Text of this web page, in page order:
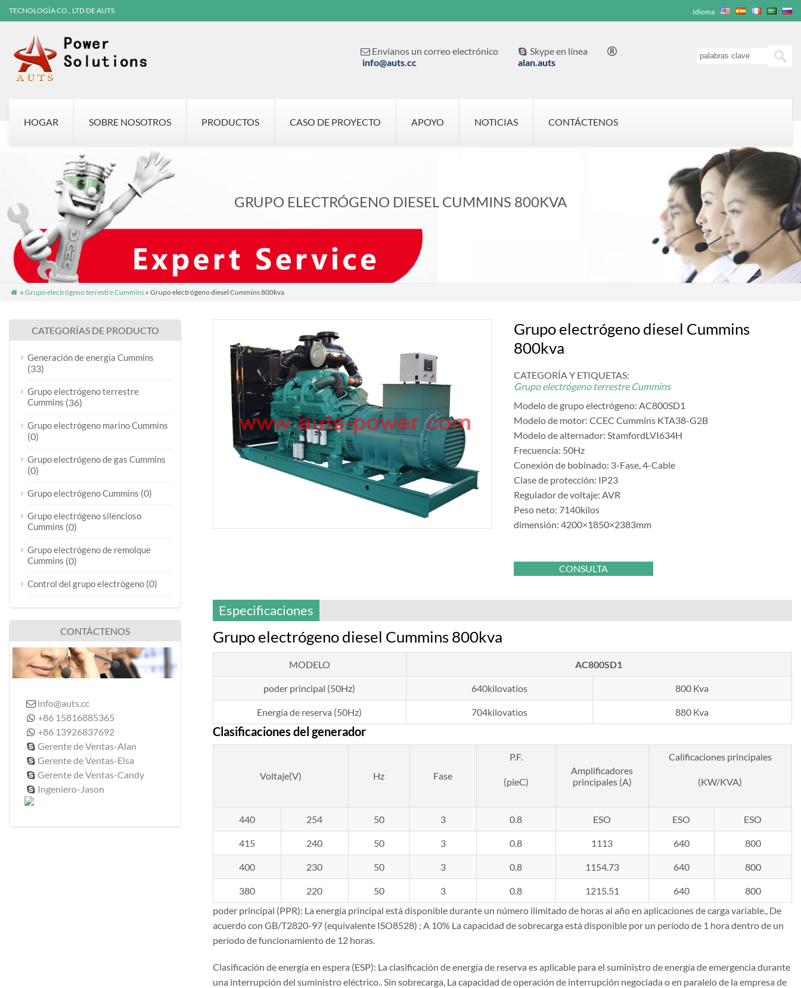
TECNOLOGÍA CO., LTD DE AUTS Idioma
 Envíanos un correo electrónico
info@auts.cc
 Skype en línea
alan.auts

HOGAR SOBRE NOSOTROS PRODUCTOS CASO DE PROYECTO APOYO NOTICIAS CONTÁCTENOS
GRUPO ELECTRÓGENO DIESEL CUMMINS 800KVA
 » Grupo electrógeno terrestre Cummins» Grupo electrógeno diesel Cummins 800kva
Grupo electrógeno diesel Cummins
800kva
CATEGORÍA Y ETIQUETAS:
Grupo electrógeno terrestre Cummins
Modelo de grupo electrógeno: AC800SD1
Modelo de motor: CCEC Cummins KTA38-G2B
Modelo de alternador: StamfordLVI634H
Frecuencia: 50Hz
Conexión de bobinado: 3-Fase, 4-Cable
Clase de protección: IP23
Regulador de voltaje: AVR
Peso neto: 7140kilos
dimensión: 4200×1850×2383mm
CONSULTA
Especificaciones
Grupo electrógeno diesel Cummins 800kva
MODELO AC800SD1
poder principal (50Hz) 640kilovatios 800 Kva
Energía de reserva (50Hz) 704kilovatios 880 Kva
Clasificaciones del generador
Voltaje(V) Hz Fase
P.F.
(pieC)
Amplificadores
principales (A)
Calificaciones principales
(KW/KVA)
440 254 50 3 0.8 ESO ESO ESO
415 240 50 3 0.8 1113 640 800
400 230 50 3 0.8 1154.73 640 800
380 220 50 3 0.8 1215.51 640
800
poder principal (PPR): La energía principal está disponible durante un número ilimitado de horas al año en aplicaciones de carga variable., De
acuerdo con GB/T2820-97 (equivalente ISO8528) ; A 10% La capacidad de sobrecarga está disponible por un período de 1 hora dentro de un
período de funcionamiento de 12 horas.
Clasificación de energía en espera (ESP): La clasificación de energía de reserva es aplicable para el suministro de energía de emergencia durante
una interrupción del suministro eléctrico.. Sin sobrecarga, La capacidad de operación de interrupción negociada o en paralelo de la empresa de
CATEGORÍAS DE PRODUCTO
Generación de energía Cummins
(33)
Grupo electrógeno terrestre
Cummins (36)
Grupo electrógeno marino Cummins
(0)
Grupo electrógeno de gas Cummins
(0)
Grupo electrógeno Cummins (0)
Grupo electrógeno silencioso
Cummins (0)
Grupo electrógeno de remolque
Cummins (0)
Control del grupo electrógeno (0)
CONTÁCTENOS
 info@auts.cc
 +86 15816885365
 +86 13926837692
 Gerente de Ventas-Alan
 Gerente de Ventas-Elsa
 Gerente de Ventas-Candy
 Ingeniero-Jason